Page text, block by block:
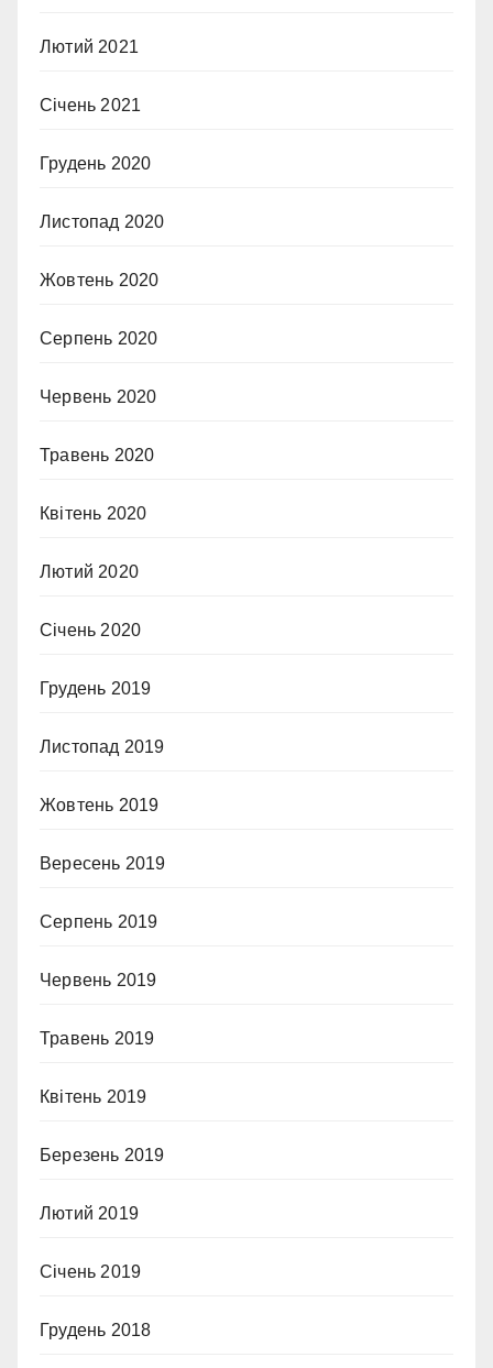
Лютий 2021
Січень 2021
Грудень 2020
Листопад 2020
Жовтень 2020
Серпень 2020
Червень 2020
Травень 2020
Квітень 2020
Лютий 2020
Січень 2020
Грудень 2019
Листопад 2019
Жовтень 2019
Вересень 2019
Серпень 2019
Червень 2019
Травень 2019
Квітень 2019
Березень 2019
Лютий 2019
Січень 2019
Грудень 2018